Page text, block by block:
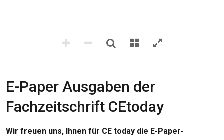
E-Paper Ausgaben der
Fachzeitschrift CEtoday
Wir freuen uns, Ihnen für CE today die E-Paper-